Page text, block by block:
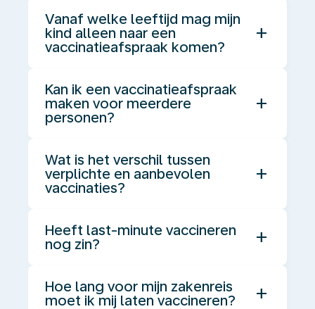
Vanaf welke leeftijd mag mijn
kind alleen naar een
vaccinatieafspraak komen?
add
Kan ik een vaccinatieafspraak
maken voor meerdere
personen?
add
Wat is het verschil tussen
verplichte en aanbevolen
vaccinaties?
add
Heeft last-minute vaccineren
nog zin?
add
Hoe lang voor mijn zakenreis
moet ik mij laten vaccineren?
add